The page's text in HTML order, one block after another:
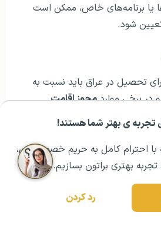
تجربه ی بهتر شما هستند!
با احترام کامل به حریم خصوصیتون،
بهتری براتون بسازیم.
رد کردن
رزرو مشاوره تخصصی
یا برنامه‌های خاص، ممکن است
شود.
تحصیل در عراق باید نسبت به
در برخی مواردمجوز اقامت
بسته به دانشگاه و کشور مبدا ممکن
مدارک موردنیاز برای ویزای
یا مؤسسه آموزشی معتبر در